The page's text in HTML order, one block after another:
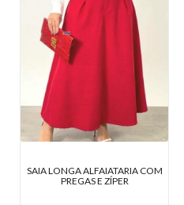
CALÇA ALFAIATARIA ELEGANTE
COM FIVELA